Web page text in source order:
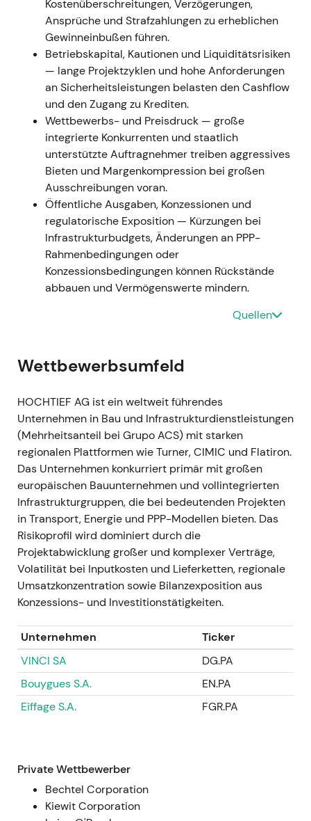
(Gesamtvolumen ca. €940 Mio.); zur
Finanzierung wurde eine Kapitalerhöhung um
10 % (~€406 Mio.) durchgeführt [31], [32] [25]
Anfängliche Bedenken der Investoren
hinsichtlich Verwässerung und Finanzierung
wichen einer strategischen Einschätzung: Die
vollständige Übernahme vereinfacht die
Konzernstruktur und verbessert die
konsolidierten Margen — der Fokus verschob
sich von Ausführungsrisiken hin zu
Integrationspotenzialen.
Kursentwicklung: Kursrückgang während der
Übernahme- und Verwässerungsphase;
anschließende Erholung nach Abschluss, als
die erwarteten Synergien eingepreist wurden.
15. Sep. 2022 — Atlantia-Anteilsverkauf
an ACS
15. Sep. 2022 — Atlantia veräußerte ihren
auf rund ~68 % (ohne eigene Aktien)
Der Markt bewertete die Aktie neu unter dem
Gesichtspunkt einer stärkeren ACS-Kontrolle
— weniger Streubesitz und Liquidität, dafür
klarere strategische Ausrichtung; die
Möglichkeit eines Squeeze-outs hielt Einzug in
die Investitionsthese.
Kursentwicklung: Positiver Kurssprung auf die
Nachricht, anschließend Konsolidierung in
einer Seitwärtsrange als Reaktion auf den
reduzierten Streubesitz.
GJ 2022
GJ 2022 — Operativer Nettogewinn rund
€522 Mio. (Verbesserung ggü. Vorjahr);
nominaler Nettogewinn ca. €482 Mio.; Free
Cashflow deutlich erholt; Dividende auf ca.
€4,00 je Aktie angehoben, während die
Integration voranschritt[8],[47].
Die Ergebnisse bestätigten die
Wertschöpfung.
Kursentwicklung: Fortsetzung des
Aufwärtstrends, da Unsicherheiten aus
Kostenüberschreitungen, Verzögerungen,
Ansprüche und Strafzahlungen zu erheblichen
Gewinneinbußen führen.
Betriebskapital, Kautionen und Liquiditätsrisiken
— lange Projektzyklen und hohe Anforderungen
an Sicherheitsleistungen belasten den Cashflow
und den Zugang zu Krediten.
Wettbewerbs- und Preisdruck — große
integrierte Konkurrenten und staatlich
unterstützte Auftragnehmer treiben aggressives
Bieten und Margenkompression bei großen
Ausschreibungen voran.
Öffentliche Ausgaben, Konzessionen und
regulatorische Exposition — Kürzungen bei
Infrastrukturbudgets, Änderungen an PPP-
Rahmenbedingungen oder
Konzessionsbedingungen können Rückstände
abbauen und Vermögenswerte mindern.
Quellen
Wettbewerbsumfeld
HOCHTIEF AG ist ein weltweit führendes
Unternehmen in Bau und Infrastrukturdienstleistungen
(Mehrheitsanteil bei Grupo ACS) mit starken
regionalen Plattformen wie Turner, CIMIC und Flatiron.
Das Unternehmen konkurriert primär mit großen
europäischen Bauunternehmen und vollintegrierten
Infrastrukturgruppen, die bei bedeutenden Projekten
in Transport, Energie und PPP-Modellen bieten. Das
Risikoprofil wird dominiert durch die
Projektabwicklung großer und komplexer Verträge,
Volatilität bei Inputkosten und Lieferketten, regionale
Umsatzkonzentration sowie Bilanzexposition aus
Konzessions- und Investitionstätigkeiten.
Unternehmen
Ticker
VINCI SA
DG.PA
Bouygues S.A.
EN.PA
Eiffage S.A.
FGR.PA
Private Wettbewerber
Bechtel Corporation
Kiewit Corporation